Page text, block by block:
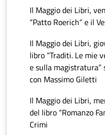
Il Maggio dei Libri,
“Patto Roerich” e il
Il Maggio dei Libri,
libro “Traditi. Le mie
e sulla
con Massimo Giletti
Il Maggio dei Libri,
del libro “Romanzo
Crimi